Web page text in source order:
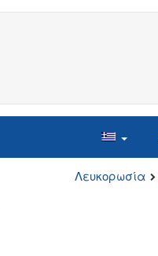
Λευκορωσία